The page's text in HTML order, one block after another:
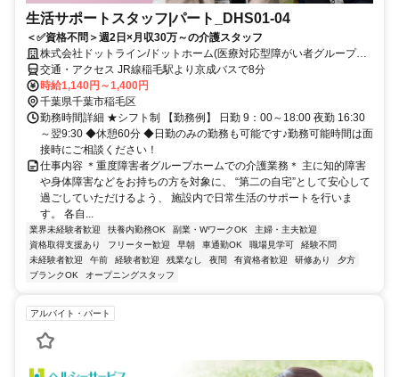
生活サポートスタッフ|パート_DHS01-04
＜✅資格不問＞週2日×月収30万～の介護スタッフ
株式会社ドットライン/ドットホーム(医療対応型障がい者グループホ
ーム)園生
交通・アクセス JR線稲毛駅より京成バスで8分
時給1,140円～1,400円
千葉県千葉市稲毛区
勤務時間詳細 ★シフト制 【勤務例】 日勤 9：00～18:00 夜勤 16:30
～翌9:30 ◆休憩60分 ◆日勤のみの勤務も可能です♪勤務可能時間は面
接時にご相談ください！
仕事内容 ＊重度障害者グループホームでの介護業務＊ 主に知的障害
や身体障害などをお持ちの方を対象に、 “第二の自宅”として安心して
過ごしていただけるよう、 施設内で日常生活のサポートを行いま
す。 各自...
業界未経験者歓迎 扶養内勤務OK 副業・WワークOK
主婦・主夫歓迎
資格取得支援あり
フリーター歓迎 早朝 車通勤OK 職場見学可
経験不問
未経験者歓迎
午前 経験者歓迎 残業なし 夜間 有資格者歓迎 研修あり
夕方
ブランクOK
オープニングスタッフ
アルバイト・パート